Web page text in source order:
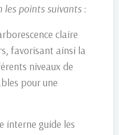
les points suivants :
claire
favorisant ainsi la
niveaux de
pour une
interne guide les